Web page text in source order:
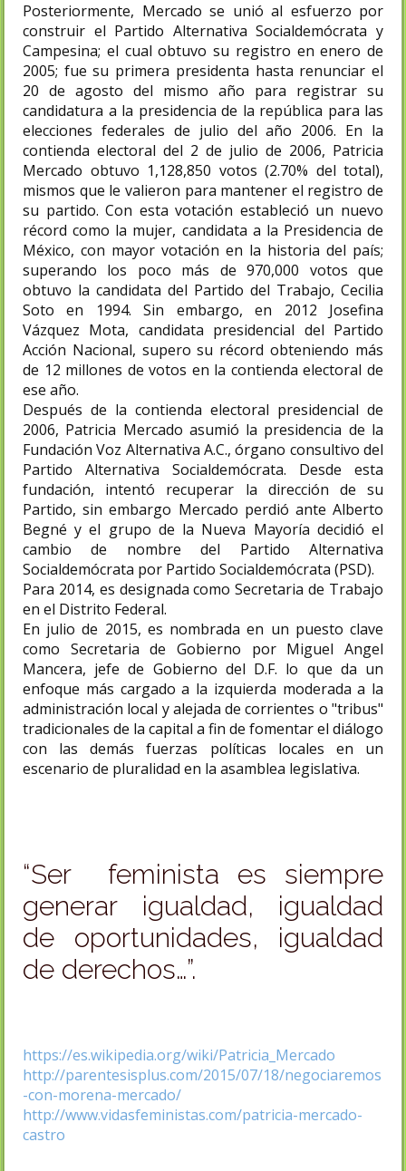
Posteriormente, Mercado se unió al esfuerzo por
construir el Partido Alternativa Socialdemócrata y
Campesina; el cual obtuvo su registro en enero de
2005; fue su primera presidenta hasta renunciar el
20 de agosto del mismo año para registrar su
candidatura a la presidencia de la república para las
elecciones federales de julio del año 2006. En la
contienda electoral del 2 de julio de 2006, Patricia
Mercado obtuvo 1,128,850 votos (2.70% del total),
mismos que le valieron para mantener el registro de
su partido. Con esta votación estableció un nuevo
récord como la mujer, candidata a la Presidencia de
México, con mayor votación en la historia del país;
superando los poco más de 970,000 votos que
obtuvo la candidata del Partido del Trabajo, Cecilia
Soto en 1994. Sin embargo, en 2012 Josefina
Vázquez Mota, candidata presidencial del Partido
Acción Nacional, supero su récord obteniendo más
de 12 millones de votos en la contienda electoral de
ese año.
Después de la contienda electoral presidencial de
2006, Patricia Mercado asumió la presidencia de la
Fundación Voz Alternativa A.C., órgano consultivo del
Partido Alternativa Socialdemócrata. Desde esta
fundación, intentó recuperar la dirección de su
Partido, sin embargo Mercado perdió ante Alberto
Begné y el grupo de la Nueva Mayoría decidió el
cambio de nombre del Partido Alternativa
Socialdemócrata por Partido Socialdemócrata (PSD).
Para 2014, es designada como Secretaria de Trabajo
en el Distrito Federal.
En julio de 2015, es nombrada en un puesto clave
como Secretaria de Gobierno por Miguel Angel
Mancera, jefe de Gobierno del D.F. lo que da un
enfoque más cargado a la izquierda moderada a la
administración local y alejada de corrientes o "tribus"
tradicionales de la capital a fin de fomentar el diálogo
con las demás fuerzas políticas locales en un
escenario de pluralidad en la asamblea legislativa.
“Ser feminista es siempre
generar igualdad, igualdad
de oportunidades, igualdad
de derechos…”.
https://es.wikipedia.org/wiki/Patricia_Mercado
http://parentesisplus.com/2015/07/18/negociaremos
-con-morena-mercado/
http://www.vidasfeministas.com/patricia-mercado-
castro